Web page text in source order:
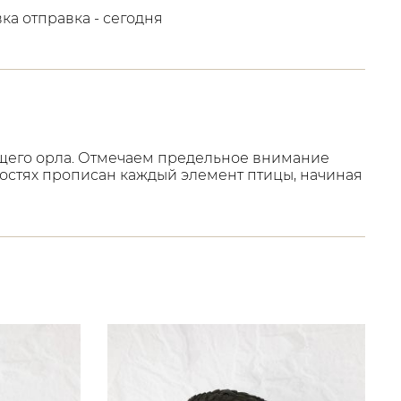
отправка - сегодня
орла. Отмечаем предельное внимание
прописан каждый элемент птицы, начиная